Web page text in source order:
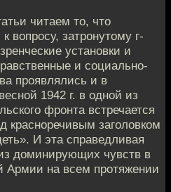
читаем то, что
вопросу, затронутому г-
установки и
и социально-
проявлялись и в
1942 г. в одной из
фронта встречается
красноречивым заголовком
И эта справедливая
доминирующих чувств в
Армии на всем протяжении